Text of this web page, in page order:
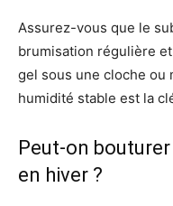
Assurez-vous que le
brumisation régulière
gel sous une cloche ou
humidité stable est la
Peut-on
en hiver ?